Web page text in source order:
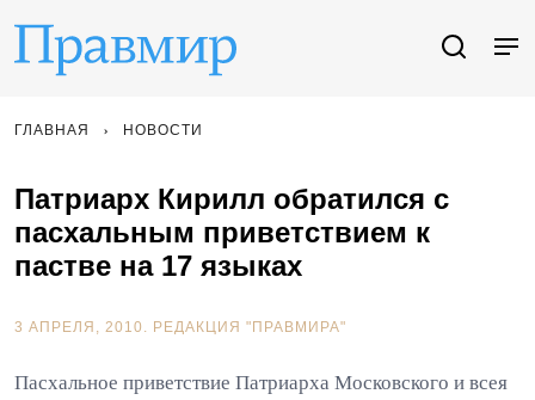
ГЛАВНАЯ НОВОСТИ
Патриарх Кирилл обратился с
пасхальным приветствием к
пастве на 17 языках
3 АПРЕЛЯ, 2010. РЕДАКЦИЯ "ПРАВМИРА"
Пасхальное приветствие Патриарха Московского и всея